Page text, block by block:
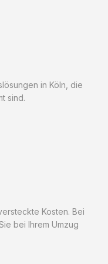
in Köln, die
sind.
Kosten. Bei
bei Ihrem Umzug